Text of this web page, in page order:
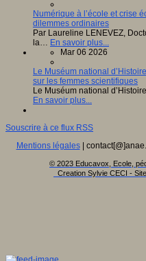
Numérique à l’école et crise
dilemmes ordinaires
Par Laureline LENEVEZ,
la… En savoir plus...
Mar 06 2026
Le Muséum national
sur les femmes scientifiques
Le Muséum national
En savoir plus...
Souscrire à ce flux RSS
Mentions légales|
© 2023 Educavox, Ecole,
Creation Sylvie CECI -